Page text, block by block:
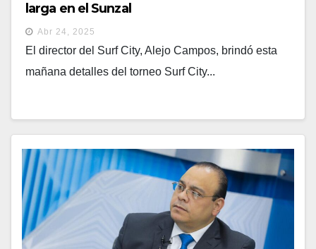
larga en el Sunzal
Abr 24, 2025
El director del Surf City, Alejo Campos, brindó esta
mañana detalles del torneo Surf City...